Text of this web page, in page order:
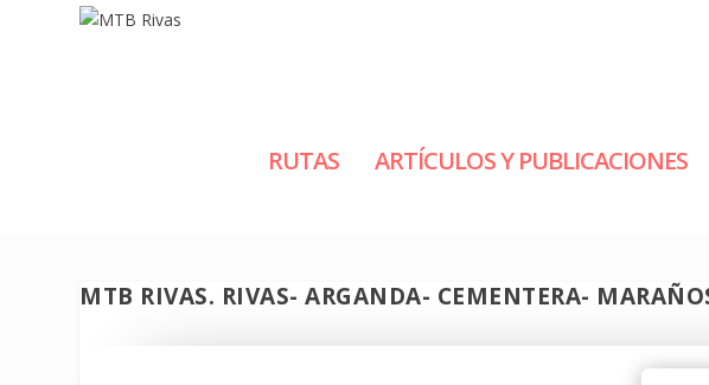
RUTAS ARTÍCULOS Y PUBLICACIONES
MTB RIVAS. RIVAS- ARGANDA- CEMENTERA-